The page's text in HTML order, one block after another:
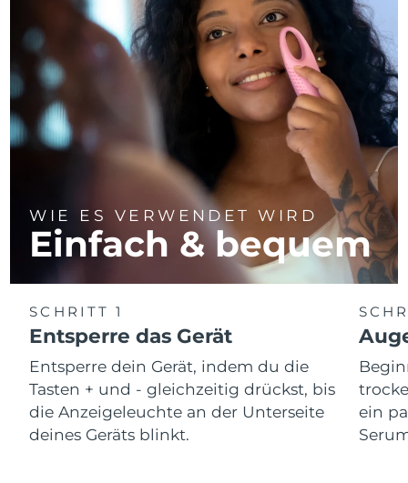
WIE ES VERWENDET WIRD
Einfach & bequem
SCHRITT 1
Entsperre das Gerät
Entsperre dein Gerät, indem du die
Tasten + und - gleichzeitig drückst, bis
die Anzeigeleuchte an der Unterseite
deines Geräts blinkt.
ein